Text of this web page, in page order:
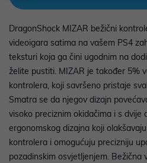
DragonShock MIZAR bežični
videoigara satima na vašem PS4
teksturi koja ga čini ugodnim na
želite pustiti. MIZAR je također 5%
kontrolera, koji savršeno pristaje
Smatra se da njegov dizajn
visoko preciznim okidačima i s dvije
ergonomskog dizajna koji
kontrolera i omogućuju precizniju
pozadinskim osvjetljenjem. Bežična